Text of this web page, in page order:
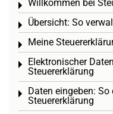
Willkommen bei
Toggle menu
Übersicht: So
Toggle menu
Meine
Toggle menu
Elektronischer
Steuererklärung
Toggle menu
Daten eingeben:
Steuererklärung
Toggle menu